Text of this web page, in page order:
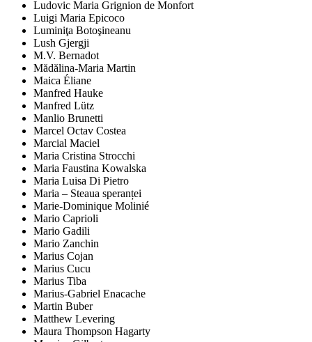
Ludovic Maria Grignion de Monfort
Luigi Maria Epicoco
Luminiţa Botoşineanu
Lush Gjergji
M.V. Bernadot
Mădălina-Maria Martin
Maica Éliane
Manfred Hauke
Manfred Lütz
Manlio Brunetti
Marcel Octav Costea
Marcial Maciel
Maria Cristina Strocchi
Maria Faustina Kowalska
Maria Luisa Di Pietro
Maria – Steaua speranței
Marie-Dominique Molinié
Mario Caprioli
Mario Gadili
Mario Zanchin
Marius Cojan
Marius Cucu
Marius Tiba
Marius-Gabriel Enacache
Martin Buber
Matthew Levering
Maura Thompson Hagarty